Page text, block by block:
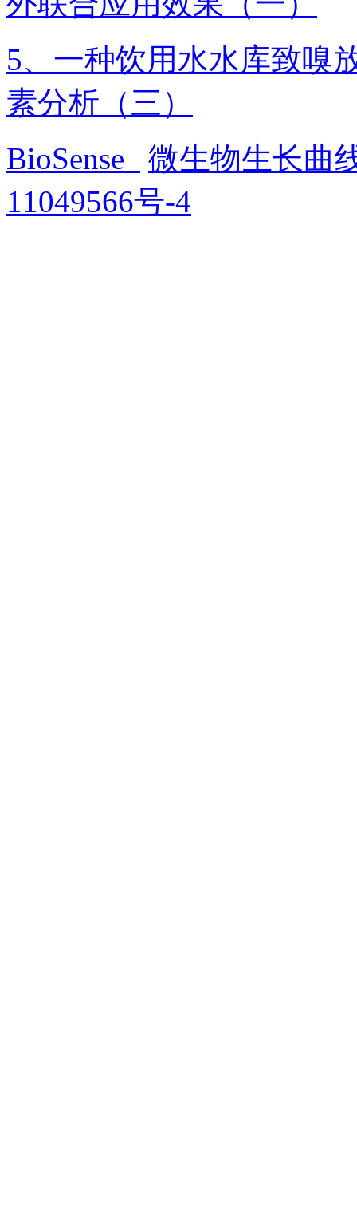
5、一种饮用水水库致嗅
素分析（三）
BioSense
微生物生长曲
11049566号-4